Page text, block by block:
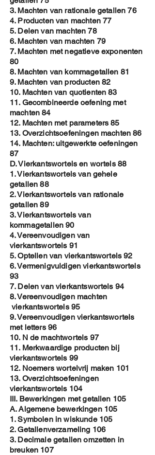
3. Machten van rationale getallen 76
4. Producten van machten 77
5. Delen van machten 78
6. Machten van machten 79
7. Machten met negatieve exponenten
80
8. Machten van kommagetallen 81
9. Machten van producten 82
10. Machten van quotienten 83
11. Gecombineerde oefening met
machten 84
12. Machten met parameters 85
13. Overzichtsoefeningen machten 86
14. Machten: uitgewerkte oefeningen
87
D. Vierkantswortels en wortels 88
1. Vierkantswortels van gehele
getallen 88
2. Vierkantswortels van rationale
getallen 89
3. Vierkantswortels van
kommagetallen 90
4. Vereenvoudigen van
vierkantswortels 91
5. Optellen van vierkantswortels 92
6. Vermenigvuldigen vierkantswortels
93
7. Delen van vierkantswortels 94
8. Vereenvoudigen machten
vierkantswortels 95
9. Vereenvoudigen vierkantswortels
met letters 96
10. N de machtwortels 97
11. Merkwaardige producten bij
vierkantswortels 99
12. Noemers wortelvrij maken 101
13. Overzichtsoefeningen
vierkantswortels 104
III. Bewerkingen met getallen 105
A. Algemene bewerkingen 105
1. Symbolen in wiskunde 105
2. Getallenverzameling 106
3. Decimale getallen omzetten in
breuken 107